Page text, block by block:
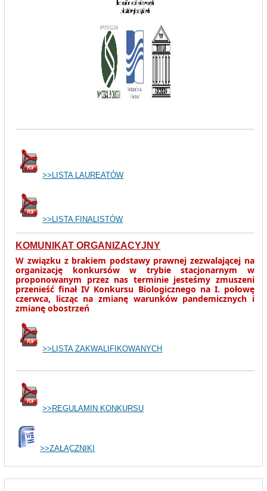
>>LISTA LAUREATÓW
>>LISTA FINALISTÓW
KOMUNIKAT ORGANIZACYJNY
W związku z brakiem podstawy prawnej zezwalającej na
organizację konkursów w trybie stacjonarnym w
proponowanym przez nas terminie jesteśmy zmuszeni
przenieść finał IV Konkursu Biologicznego na I. połowę
czerwca, licząc na zmianę warunków pandemicznych i
zmianę obostrzeń
>>LISTA ZAKWALIFIKOWANYCH
>>REGULAMIN KONKURSU
>>ZAŁĄCZNIKI